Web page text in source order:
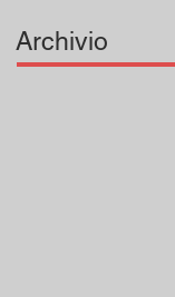
Archivio